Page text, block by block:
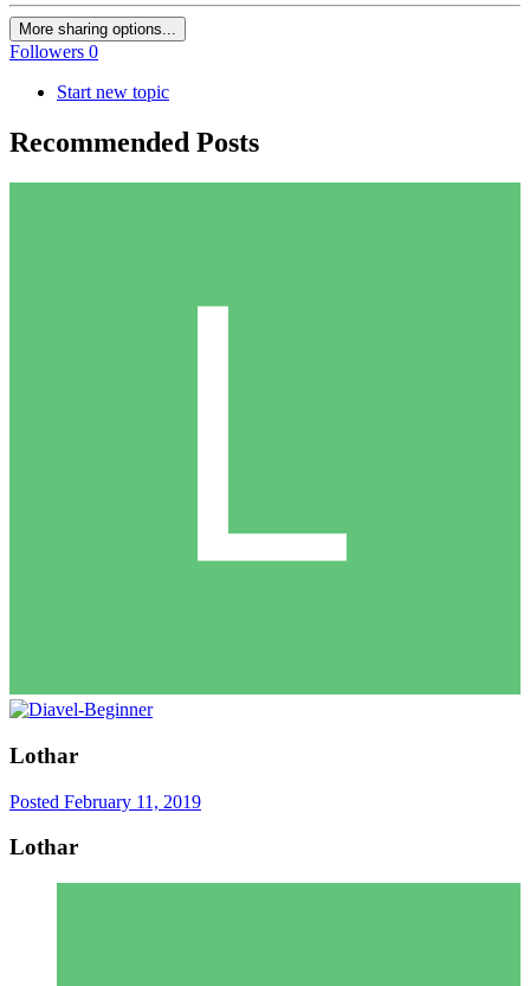
More sharing options...
Followers 0
Start new topic
Recommended Posts
Lothar
Posted February 11, 2019
Lothar